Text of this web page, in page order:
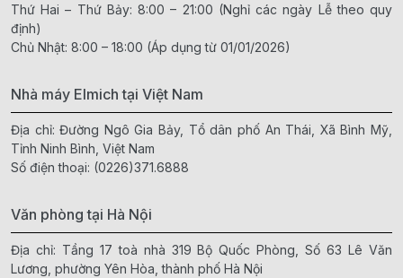
Thứ Hai – Thứ Bảy: 8:00 – 21:00 (Nghỉ các ngày Lễ theo quy
định)
Chủ Nhật: 8:00 – 18:00 (Áp dụng từ 01/01/2026)
Nhà máy Elmich tại Việt Nam
Địa chỉ: Đường Ngô Gia Bảy, Tổ dân phố An Thái, Xã Bình Mỹ,
Tỉnh Ninh Bình, Việt Nam
Số điện thoại: (0226)371.6888
Văn phòng tại Hà Nội
Địa chỉ: Tầng 17 toà nhà 319 Bộ Quốc Phòng, Số 63 Lê Văn
Lương, phường Yên Hòa, thành phố Hà Nội